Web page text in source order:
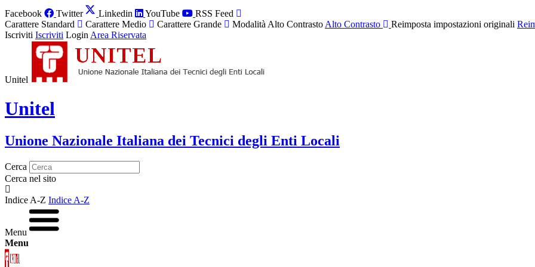
Facebook Twitter Linkedin YouTube
RSS Feed
Carattere Standard
Carattere Medio Carattere Grande Modalità Alto Contrasto Alto Contrasto Reimposta impostazioni originali
Iscriviti Iscriviti Login Area Riservata
Unitel
Unitel
Unione Nazionale Italiana dei Tecnici degli Enti Locali
Cerca
Cerca nel sito
Indice A-Z Indice A-Z
Menu
Menu